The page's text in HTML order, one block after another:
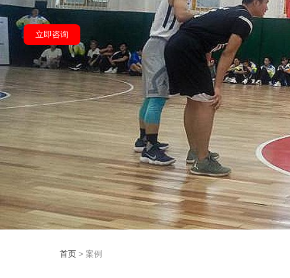
立即咨询
首页> 案例